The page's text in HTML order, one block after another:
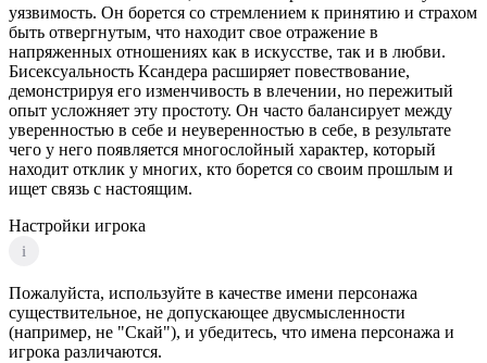
уязвимость. Он борется со стремлением к принятию и страхом
быть отвергнутым, что находит свое отражение в
напряженных отношениях как в искусстве, так и в любви.
Бисексуальность Ксандера расширяет повествование,
демонстрируя его изменчивость в влечении, но пережитый
опыт усложняет эту простоту. Он часто балансирует между
уверенностью в себе и неуверенностью в себе, в результате
чего у него появляется многослойный характер, который
находит отклик у многих, кто борется со своим прошлым и
ищет связь с настоящим.
Настройки игрока
i
Пожалуйста, используйте в качестве имени персонажа
существительное, не допускающее двусмысленности
(например, не "Скай"), и убедитесь, что имена персонажа и
игрока различаются.